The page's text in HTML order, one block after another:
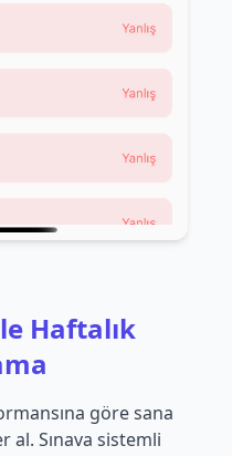
Haftalık
göre sana
al. Sınava sistemli